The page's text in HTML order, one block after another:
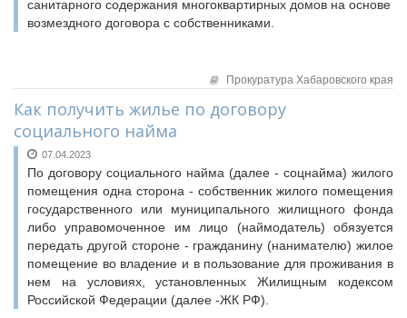
санитарного содержания многоквартирных домов на основе
возмездного договора с собственниками.
Прокуратура Хабаровского края
Как получить жилье по договору
социального найма
07.04.2023
По договору социального найма (далее - соцнайма) жилого
помещения одна сторона - собственник жилого помещения
государственного или муниципального жилищного фонда
либо управомоченное им лицо (наймодатель) обязуется
передать другой стороне - гражданину (нанимателю) жилое
помещение во владение и в пользование для проживания в
нем на условиях, установленных Жилищным кодексом
Российской Федерации (далее -ЖК РФ).